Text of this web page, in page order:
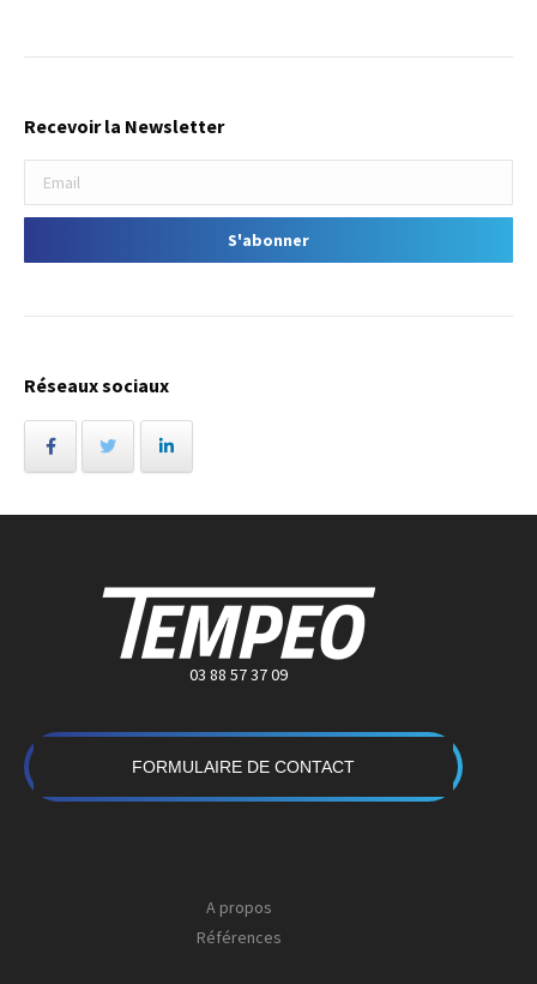
Recevoir la Newsletter
Réseaux sociaux
03 88 57 37 09
FORMULAIRE DE CONTACT
A propos
Références